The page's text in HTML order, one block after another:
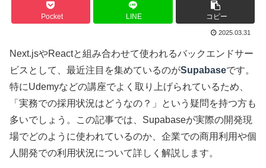
Pocket LINE コピー
2025.03.31
Next.jsやReactと組み合わせて使われるバックエンドサー
ビスとして、最近注目を集めているのがSupabaseです。
特にUdemyなどの講座でよく取り上げられているため、
「実務での採用状況はどうなの？」という疑問を持つ方も
多いでしょう。この記事では、Supabaseが実際の開発現
場でどのように使われているのか、企業での商用利用や個
人開発での利用状況について詳しく解説します。